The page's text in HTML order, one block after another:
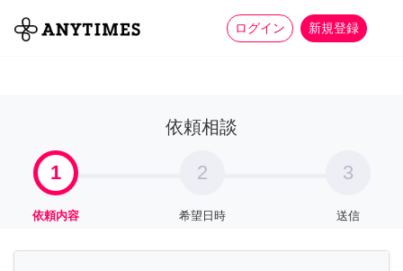
ログイン 新規登録
全て 家事 more_horiz
依頼相談
1
依頼内容
2
希望日時
3
送信